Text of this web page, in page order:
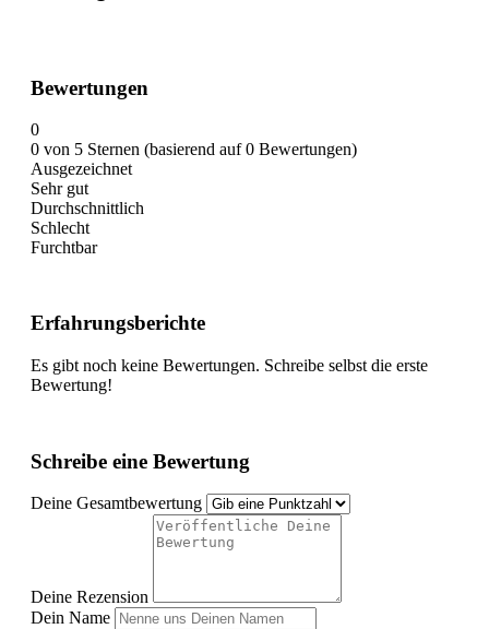
Bewertungen
0
0 von 5 Sternen (basierend auf 0 Bewertungen)
Ausgezeichnet
Sehr gut
Durchschnittlich
Schlecht
Furchtbar
Erfahrungsberichte
Es gibt noch keine Bewertungen. Schreibe selbst die erste
Bewertung!
Schreibe eine Bewertung
Deine Gesamtbewertung
Deine Rezension
Dein Name